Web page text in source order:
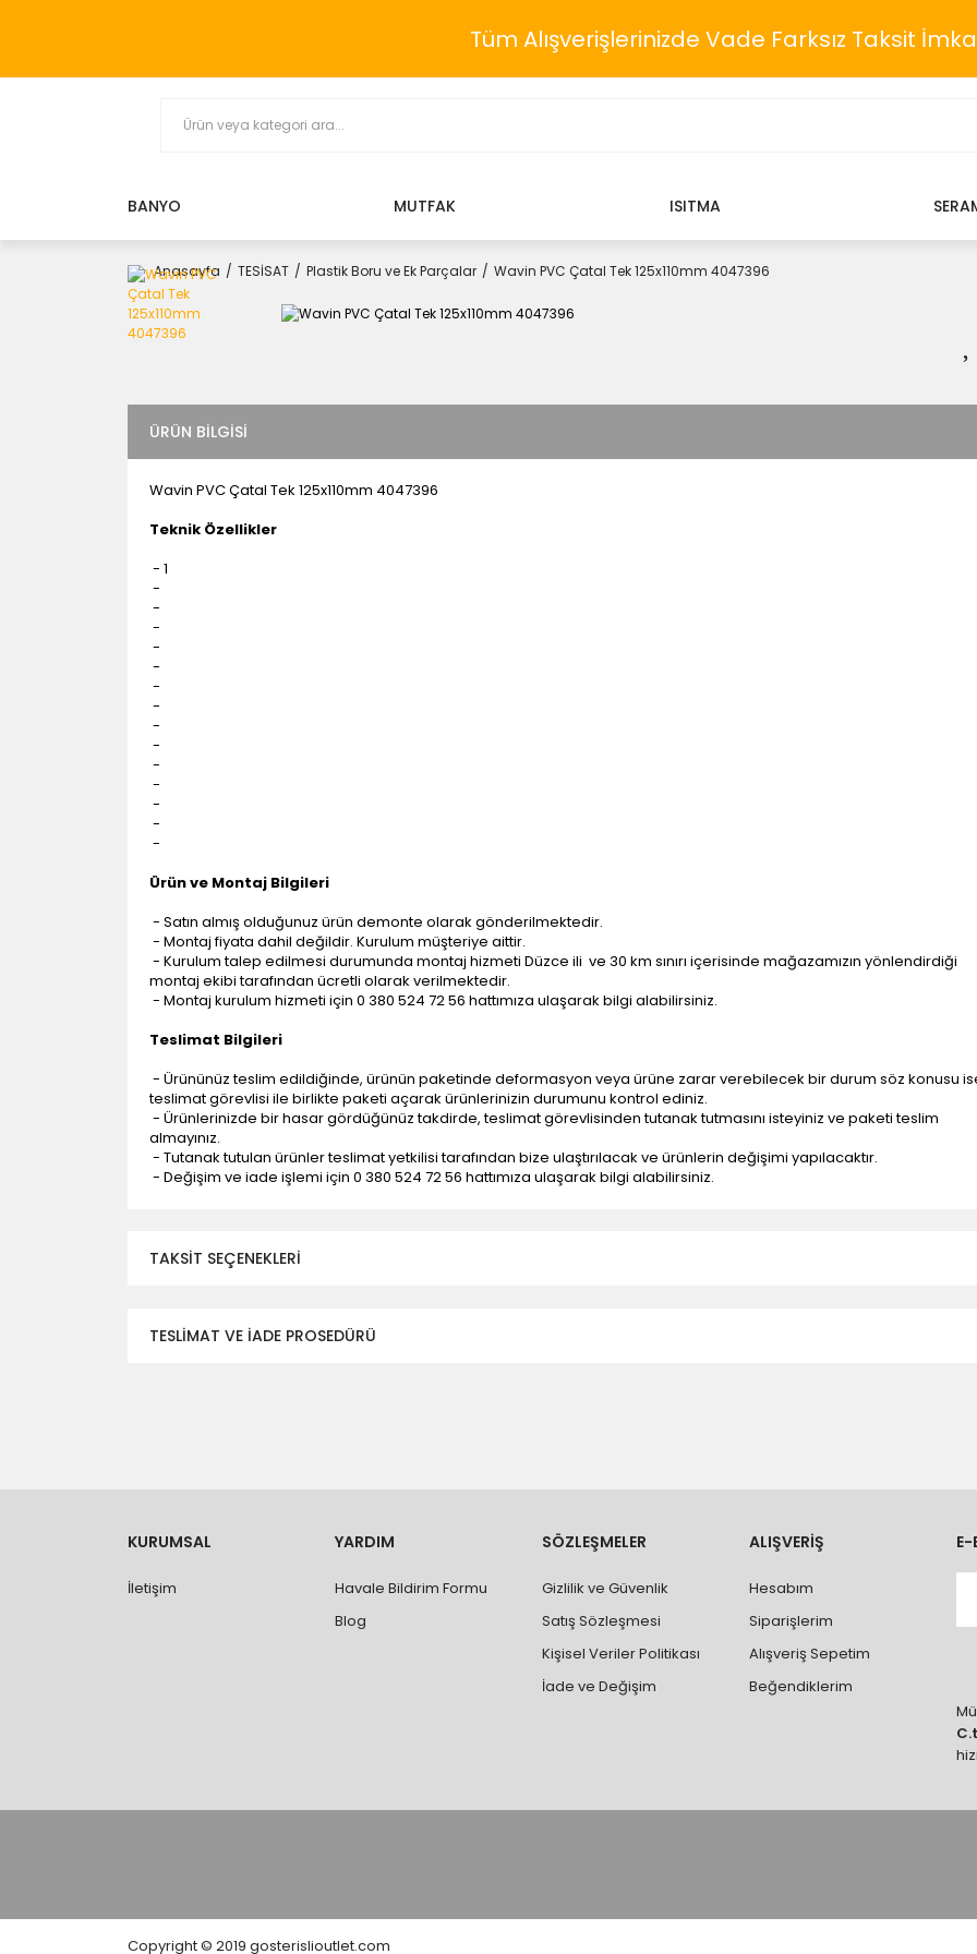
Tüm Alışverişlerinizde Vade Farksız Taksit
BANYO MUTFAK ISITMA
Anasayfa TESİSAT Plastik Boru ve Ek Parçalar Wavin PVC Çatal Tek 125x110mm 4047396
ÜRÜN BILGISI
Wavin PVC Çatal Tek 125x110mm 4047396
Teknik Özellikler
- 1
-
-
-
-
-
-
-
-
-
-
-
-
-
-
Ürün ve Montaj Bilgileri
- Satın almış olduğunuz ürün demonte olarak gönderilmektedir.
- Montaj fiyata dahil değildir. Kurulum müşteriye aittir.
- Kurulum talep edilmesi durumunda montaj hizmeti Düzce ili ve 30 km sınırı içerisinde mağazamızın yönlendirdiği
montaj ekibi tarafından ücretli olarak verilmektedir.
- Montaj kurulum hizmeti için 0 380 524 72 56 hattımıza ulaşarak bilgi alabilirsiniz.
Teslimat Bilgileri
- Ürününüz teslim edildiğinde, ürünün paketinde deformasyon veya ürüne zarar verebilecek bir durum söz konusu
teslimat görevlisi ile birlikte paketi açarak ürünlerinizin durumunu kontrol ediniz.
- Ürünlerinizde bir hasar gördüğünüz takdirde, teslimat görevlisinden tutanak tutmasını isteyiniz ve paketi teslim
almayınız.
- Tutanak tutulan ürünler teslimat yetkilisi tarafından bize ulaştırılacak ve ürünlerin değişimi yapılacaktır.
- Değişim ve iade işlemi için 0 380 524 72 56 hattımıza ulaşarak bilgi alabilirsiniz.
TAKSIT SEÇENEKLERI
TESLİMAT VE İADE PROSEDÜRÜ
- Özel sipariş ürünlerde ölçü, ebat, yükseklik vb. hatalar yüzünden onaylanmış siparişler iade alınmaz veya
değiştirilmez.
- Vitrifiye, tekne, küvet, kabin, banyo dolabı vb. ürünlerin siparişini vermeden önce ürünlerin montajını yapacak
kişi veya firmaya mutlaka ölçü ve ebat kontrolü yaptırınız.
KURUMSAL
İletişim
YARDIM
Havale Bildirim Formu
Blog
SÖZLEŞMELER
Gizlilik ve Güvenlik
Satış Sözleşmesi
Kişisel Veriler Politikası
İade ve Değişim
ALIŞVERİŞ
Hesabım
Siparişlerim
Alışveriş Sepetim
Beğendiklerim
E-
Copyright © 2019 gosterislioutlet.com